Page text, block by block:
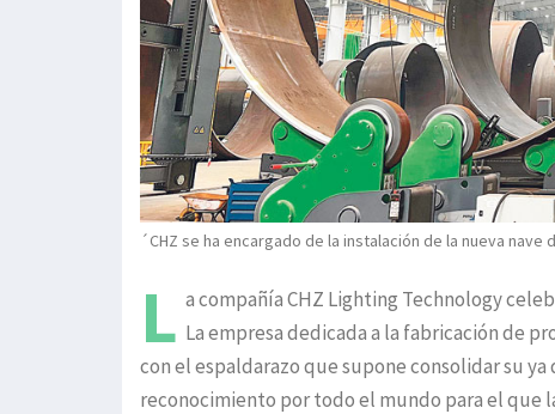
´CHZ se ha encargado de la instalación de la nueva nave
L a compañía CHZ Lighting Technology
La empresa dedicada a la fabricación de
con el espaldarazo que supone consolidar su
reconocimiento por todo el mundo para el que